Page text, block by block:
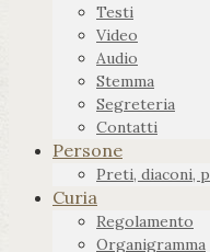
Testi
Video
Audio
Stemma
Segreteria
Contatti
Persone
Preti, diaconi,
Curia
Regolamento
Organigramma